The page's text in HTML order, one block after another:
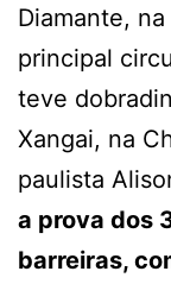
Diamante,
principal
teve
Xangai, na
paulista
a prova dos
barreiras,